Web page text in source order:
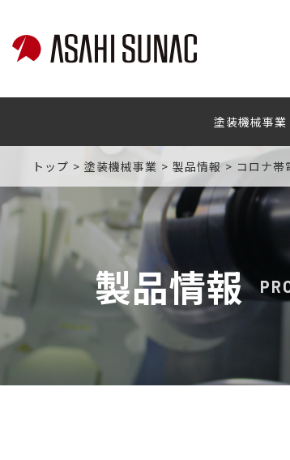
塗装機械事業
トップ 塗装機械事業 製品情報 コロナ
製品情報